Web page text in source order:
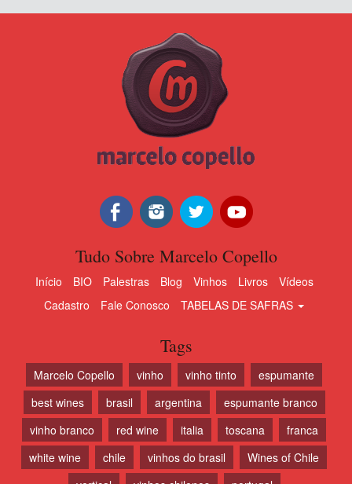
Tudo Sobre Marcelo Copello
Início BIO Palestras Blog Vinhos Livros
Vídeos
Cadastro
Fale Conosco TABELAS DE SAFRAS
Tags
Marcelo Copello vinho vinho tinto
espumante
best wines
brasil argentina
espumante branco
vinho branco
red wine italia toscana
franca
white wine
chile vinhos do brasil
Wines of Chile